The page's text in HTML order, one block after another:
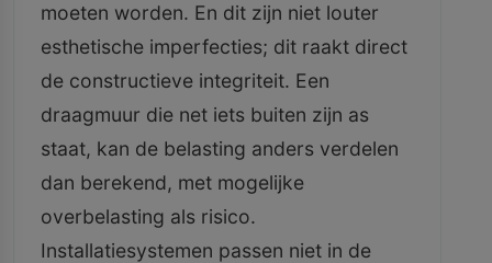
moeten worden. En dit zijn niet louter
esthetische imperfecties; dit raakt direct
de constructieve integriteit. Een
draagmuur die net iets buiten zijn as
staat, kan de belasting anders verdelen
dan berekend, met mogelijke
overbelasting als risico.
Installatiesystemen passen niet in de